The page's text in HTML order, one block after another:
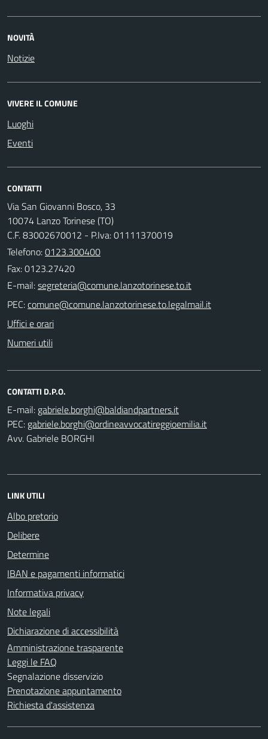
NOVITÀ
Notizie
VIVERE IL COMUNE
Luoghi
Eventi
CONTATTI
Via San Giovanni Bosco, 33
10074 Lanzo Torinese (TO)
C.F. 83002670012 - P.Iva: 01111370019
Telefono:0123.300400
Fax: 0123.27420
E-mail:
PEC:
Uffici e orari
Numeri utili
CONTATTI D.P.O.
E-mail:
PEC:
Avv. Gabriele BORGHI
LINK UTILI
Albo pretorio
Delibere
Determine
IBAN e pagamenti informatici
Informativa privacy
Note legali
Dichiarazione di accessibilità
Amministrazione trasparente
Leggi le FAQ
Segnalazione disservizio
Prenotazione appuntamento
Richiesta d'assistenza